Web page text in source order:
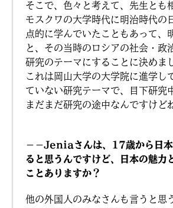
そこで、色々と考えて、先生とも
モスクワの大学時代に明治時代の
点的に学んでいたこともあって、
と、その当時のロシアの社会・政
研究のテーマにすることに決めま
これは岡山大学の大学院に進学し
ていない研究テーマで、目下研究
まだまだ研究の途中なんですけど
－－Jeniaさんは、17歳から日本
ると思うんですけど、日本の魅力
ことありますか？
他の外国人のみなさんも言うと思